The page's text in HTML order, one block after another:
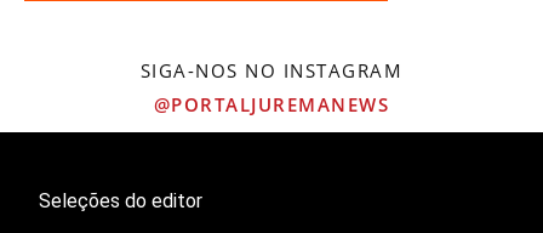
SIGA-NOS NO INSTAGRAM
@PORTALJUREMANEWS
Seleções do editor